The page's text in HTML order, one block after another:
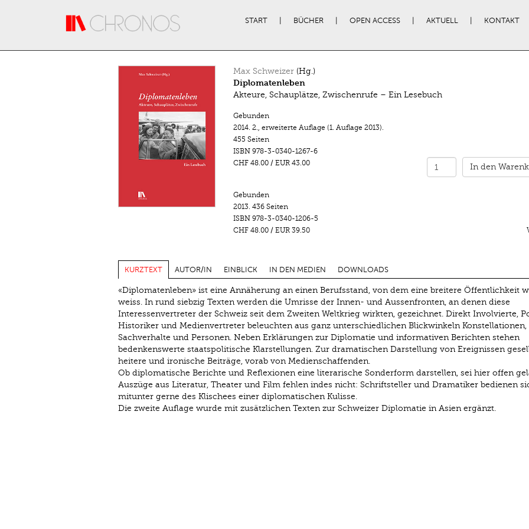
START BÜCHER OPEN ACCESS AKTUELL KONTAKT
Max Schweizer(Hg.)
Diplomatenleben
Akteure, Schauplätze, Zwischenrufe – Ein Lesebuch
Gebunden
2014. 2., erweiterte Auflage (1. Auflage 2013).
455 Seiten
ISBN 978-3-0340-1267-6
CHF 48.00/ EUR 43.00 In den
Gebunden
2013. 436 Seiten
ISBN 978-3-0340-1206-5
CHF 48.00/ EUR 39.50
KURZTEXT AUTOR/IN EINBLICK IN DEN MEDIEN DOWNLOADS
«Diplomatenleben» ist eine Annäherung an einen Berufsstand, von dem eine breitere Öffentlichkeit
weiss. In rund siebzig Texten werden die Umrisse der Innen- und Aussenfronten, an denen diese
Interessenvertreter der Schweiz seit dem Zweiten Weltkrieg wirkten, gezeichnet. Direkt Involvierte,
Historiker und Medienvertreter beleuchten aus ganz unterschiedlichen Blickwinkeln Konstellationen,
Sachverhalte und Personen. Neben Erklärungen zur Diplomatie und informativen Berichten stehen
bedenkenswerte staatspolitische Klarstellungen. Zur dramatischen Darstellung von Ereignissen
heitere und ironische Beiträge, vorab von Medienschaffenden.
Ob diplomatische Berichte und Reflexionen eine literarische Sonderform darstellen, sei hier offen
Auszüge aus Literatur, Theater und Film fehlen indes nicht: Schriftsteller und Dramatiker bedienen
mitunter gerne des Klischees einer diplomatischen Kulisse.
Die zweite Auflage wurde mit zusätzlichen Texten zur Schweizer Diplomatie in Asien ergänzt.